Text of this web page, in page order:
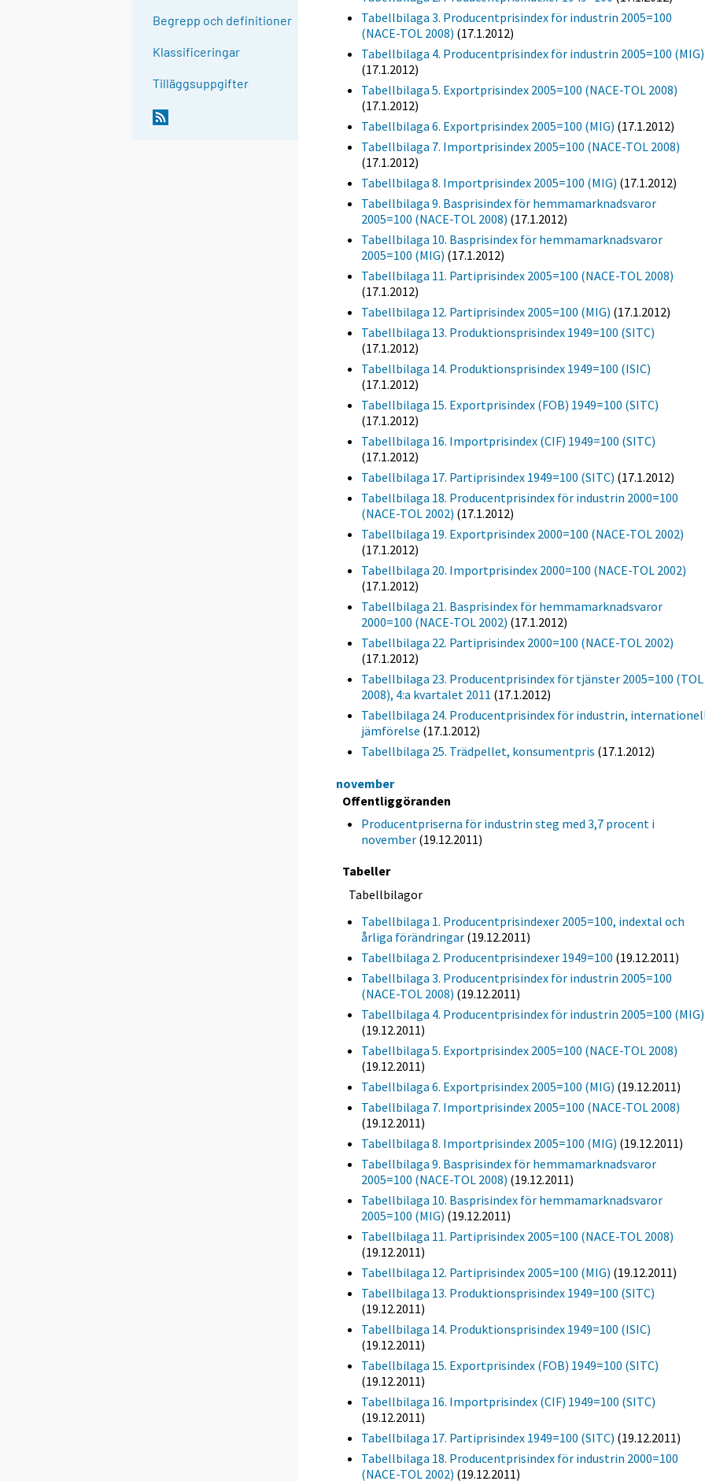
Begrepp och definitioner
Klassificeringar
Tilläggsuppgifter
Tabellbilaga 3. Producentprisindex för industrin 2005=100
(NACE-TOL 2008) (17.1.2012)
Tabellbilaga 4. Producentprisindex för industrin 2005=100 (MIG)
(17.1.2012)
Tabellbilaga 5. Exportprisindex 2005=100 (NACE-TOL 2008)
(17.1.2012)
Tabellbilaga 6. Exportprisindex 2005=100 (MIG) (17.1.2012)
Tabellbilaga 7. Importprisindex 2005=100 (NACE-TOL 2008)
(17.1.2012)
Tabellbilaga 8. Importprisindex 2005=100 (MIG) (17.1.2012)
Tabellbilaga 9. Basprisindex för hemmamarknadsvaror
2005=100 (NACE-TOL 2008) (17.1.2012)
Tabellbilaga 10. Basprisindex för hemmamarknadsvaror
2005=100 (MIG) (17.1.2012)
Tabellbilaga 11. Partiprisindex 2005=100 (NACE-TOL 2008)
(17.1.2012)
Tabellbilaga 12. Partiprisindex 2005=100 (MIG) (17.1.2012)
Tabellbilaga 13. Produktionsprisindex 1949=100 (SITC)
(17.1.2012)
Tabellbilaga 14. Produktionsprisindex 1949=100 (ISIC)
(17.1.2012)
Tabellbilaga 15. Exportprisindex (FOB) 1949=100 (SITC)
(17.1.2012)
Tabellbilaga 16. Importprisindex (CIF) 1949=100 (SITC)
(17.1.2012)
Tabellbilaga 17. Partiprisindex 1949=100 (SITC) (17.1.2012)
Tabellbilaga 18. Producentprisindex för industrin 2000=100
(NACE-TOL 2002) (17.1.2012)
Tabellbilaga 19. Exportprisindex 2000=100 (NACE-TOL 2002)
(17.1.2012)
Tabellbilaga 20. Importprisindex 2000=100 (NACE-TOL 2002)
(17.1.2012)
Tabellbilaga 21. Basprisindex för hemmamarknadsvaror
2000=100 (NACE-TOL 2002) (17.1.2012)
Tabellbilaga 22. Partiprisindex 2000=100 (NACE-TOL 2002)
(17.1.2012)
Tabellbilaga 23. Producentprisindex för tjänster 2005=100 (TOL
2008), 4:a kvartalet 2011 (17.1.2012)
Tabellbilaga 24. Producentprisindex för industrin,
jämförelse (17.1.2012)
Tabellbilaga 25. Trädpellet, konsumentpris (17.1.2012)
november
Offentliggöranden
Producentpriserna för industrin steg med 3,7 procent i
november (19.12.2011)
Tabeller
Tabellbilagor
Tabellbilaga 1. Producentprisindexer 2005=100, indextal och
årliga förändringar (19.12.2011)
Tabellbilaga 2. Producentprisindexer 1949=100 (19.12.2011)
Tabellbilaga 3. Producentprisindex för industrin 2005=100
(NACE-TOL 2008) (19.12.2011)
Tabellbilaga 4. Producentprisindex för industrin 2005=100 (MIG)
(19.12.2011)
Tabellbilaga 5. Exportprisindex 2005=100 (NACE-TOL 2008)
(19.12.2011)
Tabellbilaga 6. Exportprisindex 2005=100 (MIG) (19.12.2011)
Tabellbilaga 7. Importprisindex 2005=100 (NACE-TOL 2008)
(19.12.2011)
Tabellbilaga 8. Importprisindex 2005=100 (MIG) (19.12.2011)
Tabellbilaga 9. Basprisindex för hemmamarknadsvaror
2005=100 (NACE-TOL 2008) (19.12.2011)
Tabellbilaga 10. Basprisindex för hemmamarknadsvaror
2005=100 (MIG) (19.12.2011)
Tabellbilaga 11. Partiprisindex 2005=100 (NACE-TOL 2008)
(19.12.2011)
Tabellbilaga 12. Partiprisindex 2005=100 (MIG) (19.12.2011)
Tabellbilaga 13. Produktionsprisindex 1949=100 (SITC)
(19.12.2011)
Tabellbilaga 14. Produktionsprisindex 1949=100 (ISIC)
(19.12.2011)
Tabellbilaga 15. Exportprisindex (FOB) 1949=100 (SITC)
(19.12.2011)
Tabellbilaga 16. Importprisindex (CIF) 1949=100 (SITC)
(19.12.2011)
Tabellbilaga 17. Partiprisindex 1949=100 (SITC) (19.12.2011)
Tabellbilaga 18. Producentprisindex för industrin 2000=100
(NACE-TOL 2002) (19.12.2011)